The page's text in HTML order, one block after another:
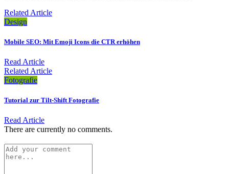
Related Article
Design
Mobile SEO: Mit Emoji Icons die CTR erhöhen
Read Article
Related Article
Fotografie
Tutorial zur Tilt-Shift Fotografie
Read Article
There are currently no comments.